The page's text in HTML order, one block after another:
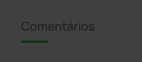
Riacho de Santana
Comentários